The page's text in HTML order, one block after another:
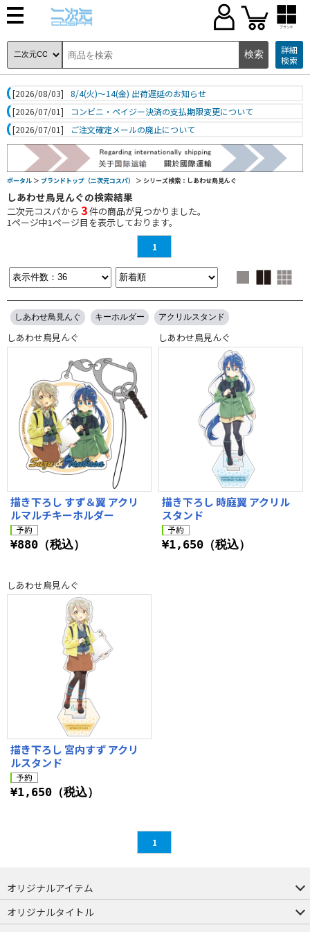
ブランド
詳細
検索
[2026/08/03]
8/4(火)～14(金) 出荷遅延のお知らせ
[2026/07/01]
コンビニ・ペイジー決済の支払期限変更について
[2026/07/01]
ご注文確定メールの廃止について
ポータル ＞ ブランドトップ（二次元コスパ） ＞ シリーズ検索：しあわせ鳥見んぐ
しあわせ鳥見んぐの検索結果
二次元コスパから 3件の商品が見つかりました。
1ページ中1ページ目を表示しております。
1
しあわせ鳥見んぐ キーホルダー アクリルスタンド
しあわせ鳥見んぐ
描き下ろし すず＆翼 アクリ
ルマルチキーホルダー
¥880（税込）
しあわせ鳥見んぐ
描き下ろし 時庭翼 アクリル
スタンド
¥1,650（税込）
しあわせ鳥見んぐ
描き下ろし 宮内すず アクリ
ルスタンド
¥1,650（税込）
1
オリジナルアイテム
つままれ
つかまれ
ピョコッテ
オリジナルタイトル